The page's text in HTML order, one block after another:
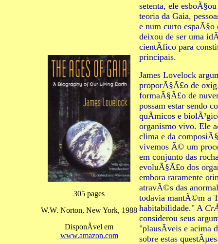
305 pages
W.W. Norton, New York, 1988
DisponÃ­vel em
www.amazon.com
setenta, ele
teoria da Gaia,
e num curto espaÃ§o
deixou de ser uma
cientÃ­fico para
principais.
James Lovelock
proporÃ§Ã£o de
formaÃ§Ã£o de
possam estar sendo
quÃ­micos e
organismo vivo. Ele
clima e da
vivemos Ã© um
em conjunto das
evoluÃ§Ã£o dos
embora raramente
atravÃ©s das
todavia mantÃ©m a
habitabilidade." A
considerou seus
"plausÃ­veis e acima
sobre estas